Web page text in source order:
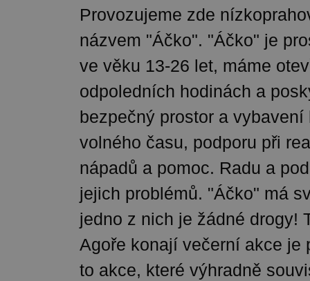
Provozujeme zde
názvem "Áčko". "Áčko" je
ve věku 13-26 let, máme
odpoledních hodinách a
bezpečný prostor a vybavení
volného času, podporu při
nápadů a pomoc. Radu a
jejich problémů. "Áčko" má
jedno z nich je žádné drogy!
Agoře konají večerní akce je
to akce, které výhradně